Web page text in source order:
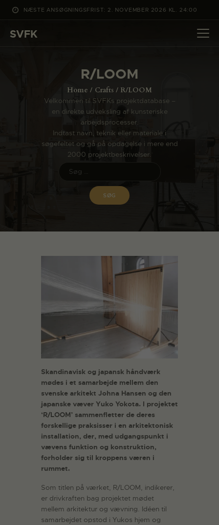
NÆSTE ANSØGNINGSFRIST: 2. NOVEMBER 2026 KL. 24:00
SVFK
R/LOOM
Home Crafts R/LOOM
Velkommen til SVFKs projektdatabase –
en direkte udveksling af kunsteriske
arbejdsprocesser.
Indtast navn, teknik eller materiale i
søgefeltet og gå på opdagelse i mere end
2000 projektbeskrivelser.
DET SKER
PROJEKTER
CHANNEL
ANSØG
OM SVFK
ENGLISH
Skandinavisk og japansk håndværk
mødes i et samarbejde mellem den
svenske arkitekt Johna Hansen og den
japanske væver Yuko Yokota. I projektet
‘R/LOOM’ sammenfletter de deres
forskellige praksisser i en arkitektonisk
installation, der, med udgangspunkt i
vævens funktion og konstruktion,
forholder sig til kroppens væren i
rummet.
Som titlen på værket, R/LOOM, indikerer,
er drivkraften bag projektet mødet
mellem arkitektur og vævning. Idéen til
samarbejdet opstod i Yukos hjem og